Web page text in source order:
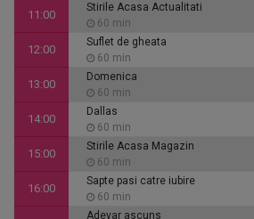
11:00
Stirile Acasa Actualitati
60 min
12:00
Suflet de gheata
60 min
13:00
Domenica
60 min
14:00
Dallas
60 min
15:00
Stirile Acasa Magazin
60 min
16:00
Sapte pasi catre iubire
60 min
Adevar ascuns